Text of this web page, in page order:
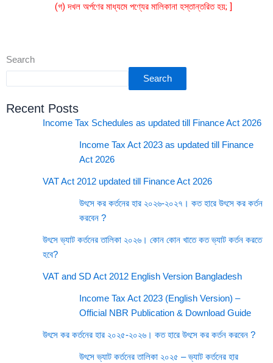
(গ) দখল অর্পণের মাধ্যমে পণ্যের মালিকানা হস্তান্তরিত হয়; ]
Search
Search
Recent Posts
Income Tax Schedules as updated till Finance Act 2026
Income Tax Act 2023 as updated till Finance
Act 2026
VAT Act 2012 updated till Finance Act 2026
উৎসে কর কর্তনের হার ২০২৬-২০২৭। কত হারে উৎসে কর কর্তন
করবেন ?
উৎসে ভ্যাট কর্তনের তালিকা ২০২৬। কোন কোন খাতে কত ভ্যাট কর্তন করতে
হবে?
VAT and SD Act 2012 English Version Bangladesh
Income Tax Act 2023 (English Version) –
Official NBR Publication & Download Guide
উৎসে কর কর্তনের হার ২০২৫-২০২৬। কত হারে উৎসে কর কর্তন করবেন ?
উৎসে ভ্যাট কর্তনের তালিকা ২০২৫ – ভ্যাট কর্তনের হার